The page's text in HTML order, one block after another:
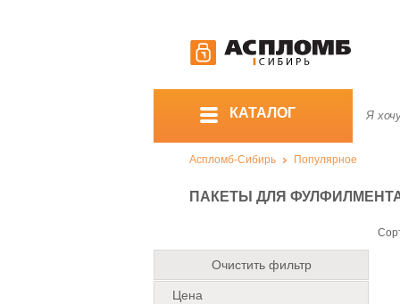
КАТАЛОГ
Аспломб-Сибирь Популярное
ПАКЕТЫ ДЛЯ
Очистить фильтр
Цена